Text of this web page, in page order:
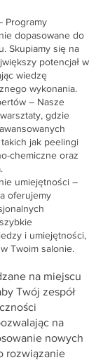
Programy
dopasowane do
Skupiamy się na
potencjał w
wiedzę
wykonania.
– Nasze
gdzie
jak peelingi
chemiczne oraz
umiejętności –
oferujemy
i umiejętności,
Twoim salonie.
na miejscu
Twój zespół
na
nowych
rozwiązanie